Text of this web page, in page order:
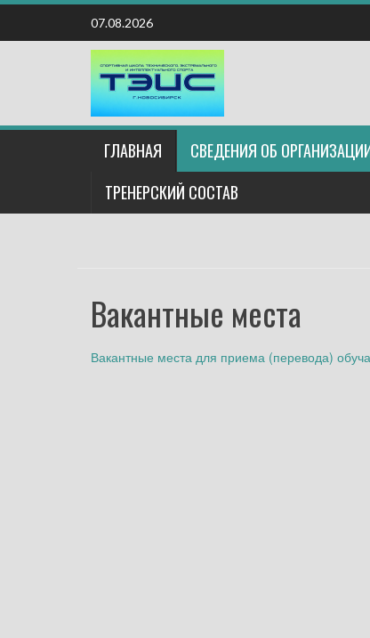
Наверх
07.08.2026
ГЛАВНАЯ СВЕДЕНИЯ ОБ
ТРЕНЕРСКИЙ СОСТАВ
Вакантные места
Вакантные места для приема (перевода)